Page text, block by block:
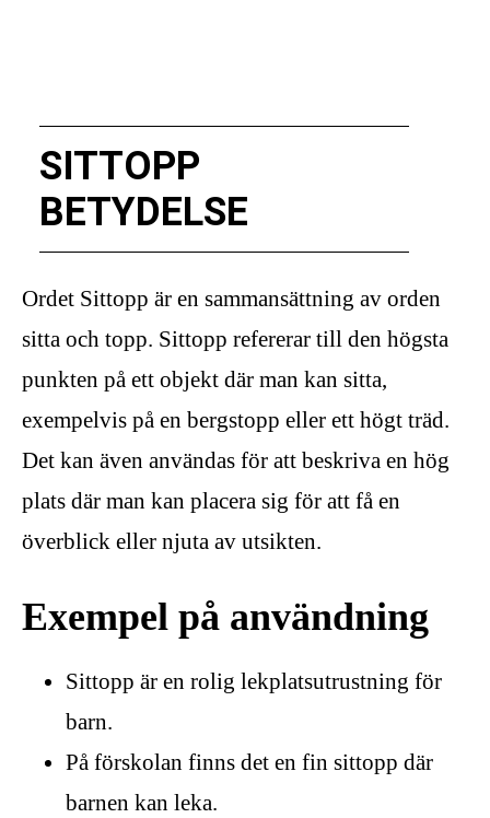
SITTOPP
BETYDELSE
Ordet Sittopp är en sammansättning av orden
sitta och topp. Sittopp refererar till den högsta
punkten på ett objekt där man kan sitta,
exempelvis på en bergstopp eller ett högt träd.
Det kan även användas för att beskriva en hög
plats där man kan placera sig för att få en
överblick eller njuta av utsikten.
Exempel på användning
Sittopp är en rolig lekplatsutrustning för
barn.
På förskolan finns det en fin sittopp där
barnen kan leka.